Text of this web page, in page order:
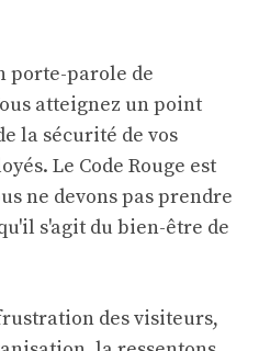
porte-parole de
atteignez un point
la sécurité de vos
Le Code Rouge est
ne devons pas prendre
s'agit du bien-être de
des visiteurs,